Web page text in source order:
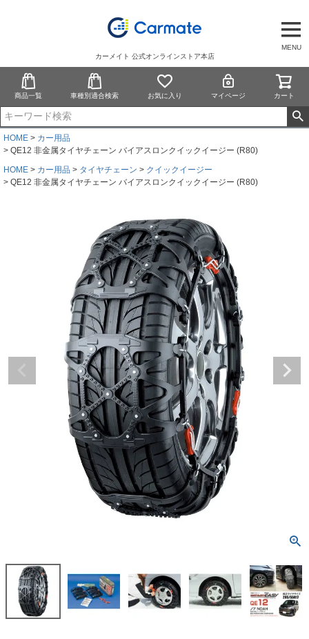
MENU
カーメイト 公式オンラインストア本店
商品一覧 車種別適合検索 お気に入り マイページ カート
HOME
カー用品
QE12 非金属タイヤチェーン バイアスロンクイックイージー (R80)
HOME
カー用品 タイヤチェーン
クイックイージー
QE12 非金属タイヤチェーン バイアスロンクイックイージー (R80)